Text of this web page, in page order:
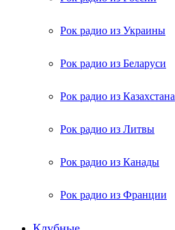
Рок радио из Украины
Рок радио из Беларуси
Рок радио из Казахстана
Рок радио из Литвы
Рок радио из Канады
Рок радио из Франции